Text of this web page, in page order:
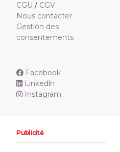
CGU / CGV
Nous contacter
Gestion des
consentements
Facebook
Linkedln
Instagram
Publicité